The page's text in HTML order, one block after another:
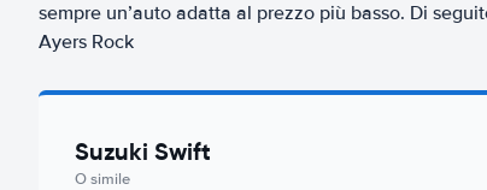
sempre un’auto adatta al prezzo più basso. Di
Ayers Rock
Suzuki Swift
O simile